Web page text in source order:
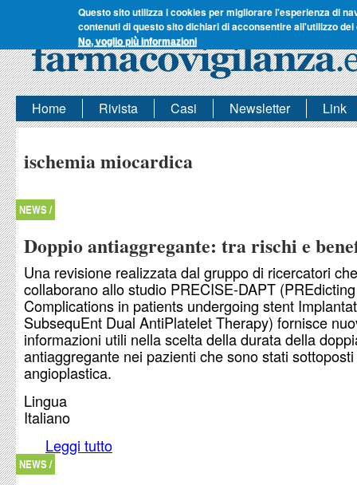
Questo sito utilizza i cookies per migliorare l'esperienza di
contenuti di questo sito dichiari di acconsentire all'utilizzo dei
No, voglio più informazioni
Home Rivista Casi Newsletter Link
ischemia miocardica
NEWS /
Doppio antiaggregante: tra rischi e
Una revisione realizzata dal gruppo di ricercatori che
collaborano allo studio PRECISE-DAPT
Complications in patients undergoing stent
SubsequEnt Dual AntiPlatelet Therapy) fornisce
informazioni utili nella scelta della durata della
antiaggregante nei pazienti che sono stati
angioplastica.
Lingua
Italiano
Leggi tutto
NEWS /